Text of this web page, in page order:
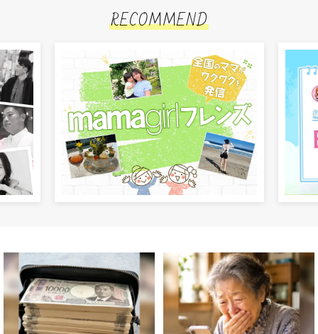
RECOMMEND